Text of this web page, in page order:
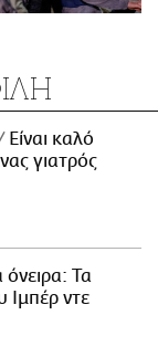
Είναι καλό
γιατρός
Τα
Ιμπέρ ντε